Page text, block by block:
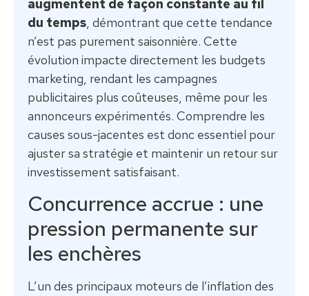
augmentent de façon constante au fil
du temps, démontrant que cette tendance
n’est pas purement saisonnière. Cette
évolution impacte directement les budgets
marketing, rendant les campagnes
publicitaires plus coûteuses, même pour les
annonceurs expérimentés. Comprendre les
causes sous-jacentes est donc essentiel pour
ajuster sa stratégie et maintenir un retour sur
investissement satisfaisant.
Concurrence accrue : une
pression permanente sur
les enchères
L’un des principaux moteurs de l’inflation des